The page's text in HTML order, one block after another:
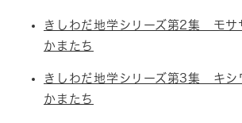
きしわだ地学シリーズ第2集 モサ
かまたち
きしわだ地学シリーズ第3集 キシ
かまたち